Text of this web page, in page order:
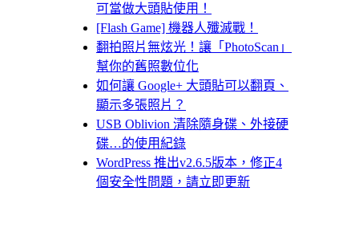
可當做大頭貼使用！
[Flash Game] 機器人殲滅戰！
翻拍照片無炫光！讓「PhotoScan」
幫你的舊照數位化
如何讓 Google+ 大頭貼可以翻頁、
顯示多張照片？
USB Oblivion 清除隨身碟、外接硬
碟…的使用紀錄
WordPress 推出v2.6.5版本，修正4
個安全性問題，請立即更新